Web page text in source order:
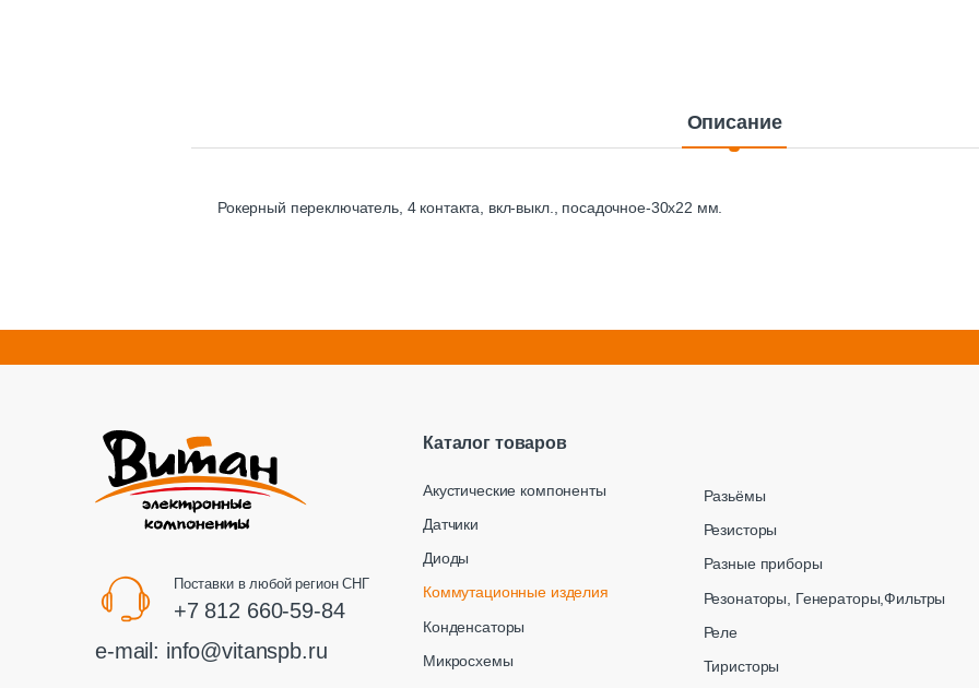
Описание
Рокерный переключатель, 4 контакта, вкл-выкл., посадочное-30х22 мм.
Поставки в любой регион СНГ
+7 812 660-59-84
e-mail: info@vitanspb.ru
Каталог товаров
Акустические компоненты
Датчики
Диоды
Коммутационные изделия
Конденсаторы
Микросхемы
Разьёмы
Резисторы
Разные приборы
Резонаторы, Генераторы,Фильтры
Реле
Тиристоры